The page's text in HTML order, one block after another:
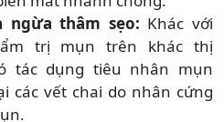
ngừa thâm sẹo: Khác với
trị mụn trên khác thị
tác dụng tiêu nhân mụn
các vết chai do nhân cứng